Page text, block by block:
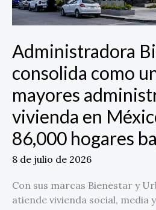
Administradora
consolida como
mayores
vivienda en
86,000 hogares
8 de julio de 2026
Con sus marcas Bienestar y
atiende vivienda social, media
vivienda
con
de
86,000
hogares
bajo
gestión